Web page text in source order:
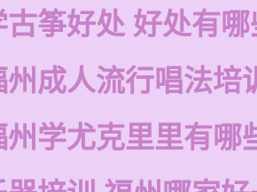
古筝好处 好处有哪
州成人流行唱法培
州学尤克里里有哪